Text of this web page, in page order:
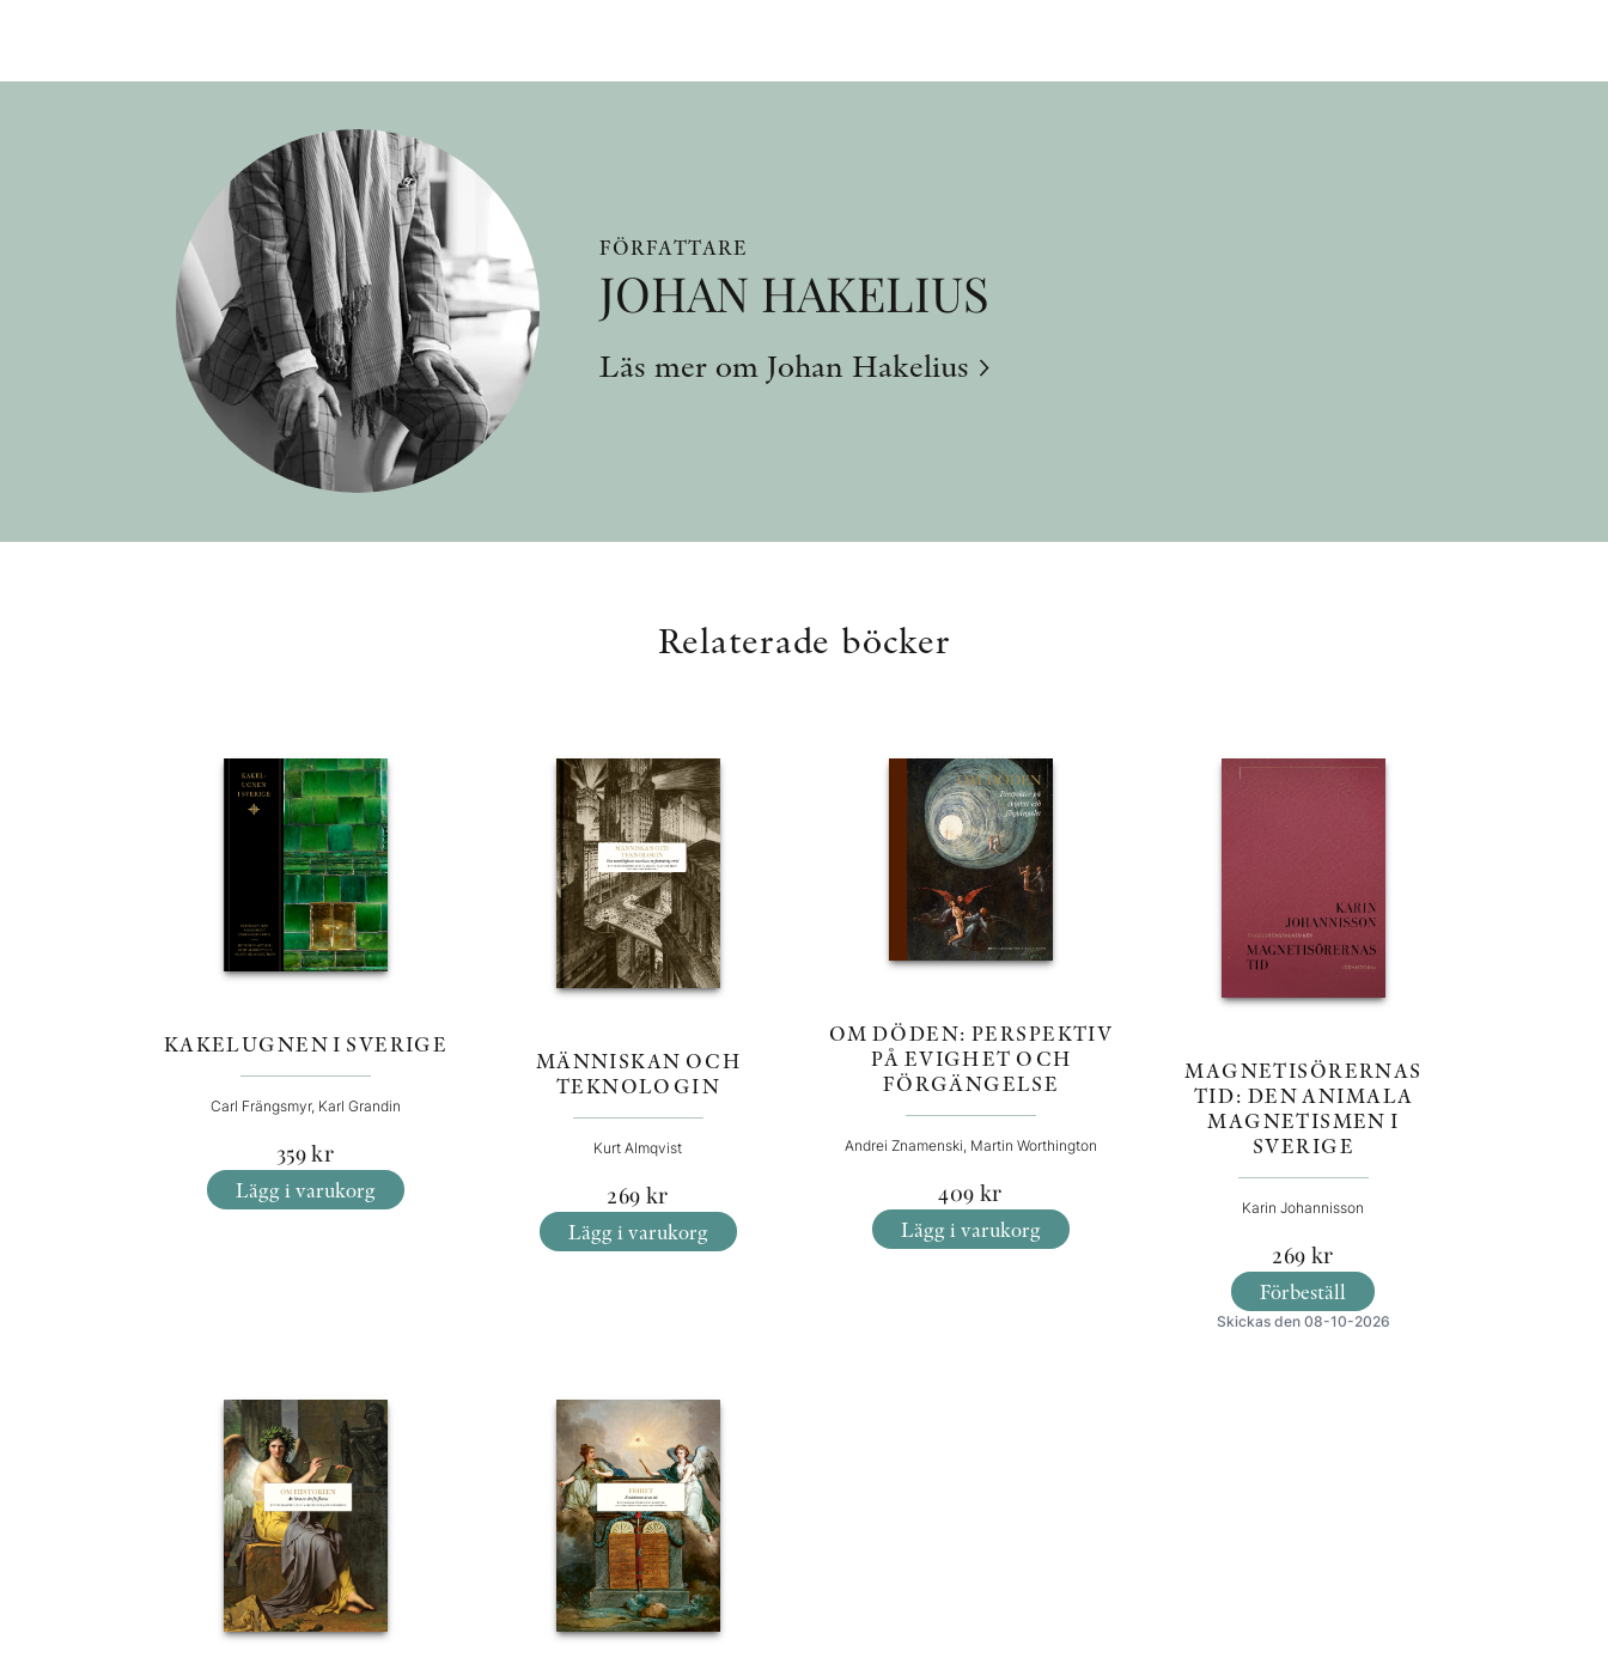
FÖRFATTARE
JOHAN HAKELIUS
Läs mer om Johan Hakelius
Relaterade böcker
KAKELUGNEN I SVERIGE
Carl Frängsmyr, Karl Grandin
359kr
Lägg i varukorg
MÄNNISKAN OCH
TEKNOLOGIN
Kurt Almqvist
269 kr
Lägg i varukorg
OM DÖDEN: PERSPEKTIV
PÅ EVIGHET OCH
FÖRGÄNGELSE
Andrei Znamenski, Martin Worthington
409 kr
Lägg i varukorg
MAGNETISÖRERNAS
TID: DEN ANIMALA
MAGNETISMEN I
SVERIGE
Karin Johannisson
269 kr
Förbeställ
Skickas den 08-10-2026